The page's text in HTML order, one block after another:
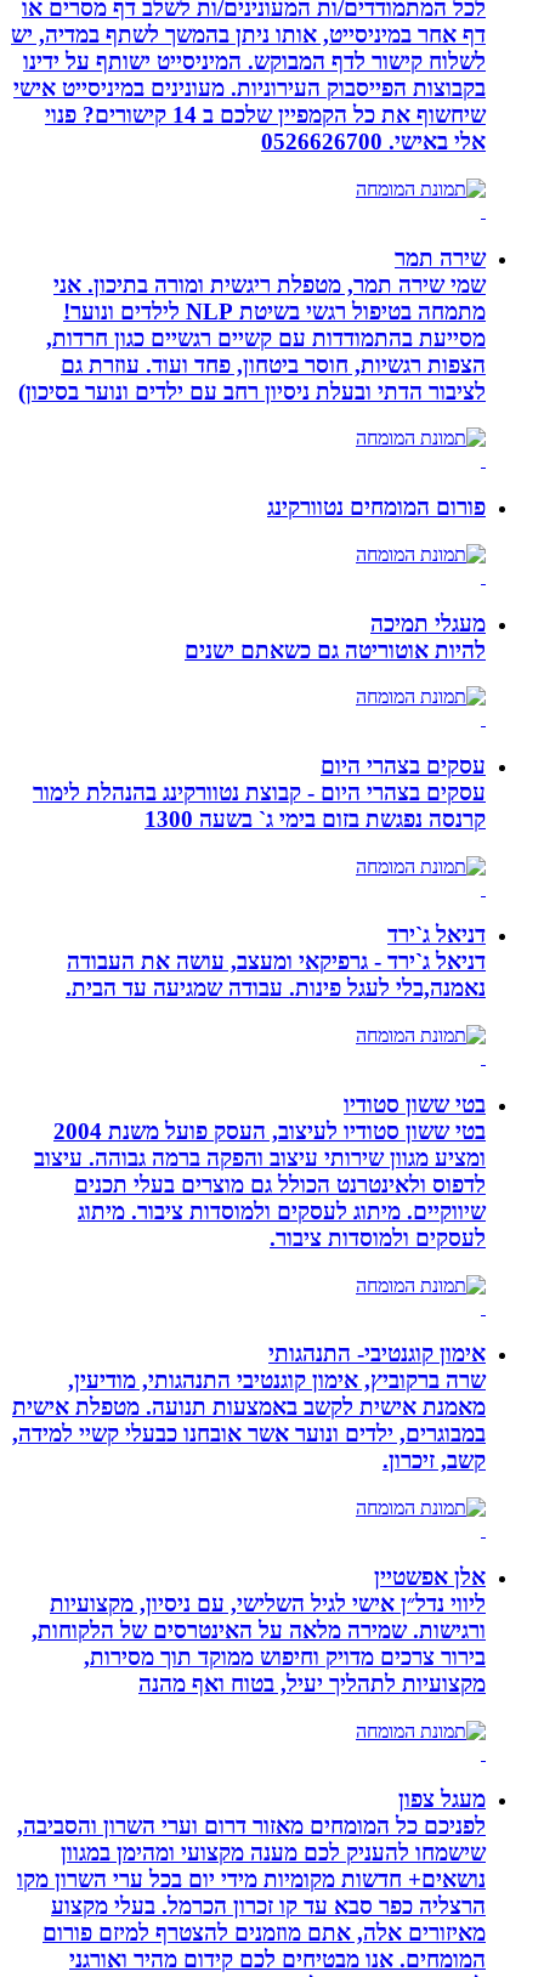
לכל המתמודדים/ות המעונינים/ות לשלב דף מסרים או
דף אחר במיניסייט, אותו ניתן בהמשך לשתף במדיה, יש
לשלוח קישור לדף המבוקש. המיניסייט ישותף על ידינו
בקבוצות הפייסבוק העירוניות. מעונינים במיניסייט אישי
שיחשוף את כל הקמפיין שלכם ב 14 קישורים? פנוי
אלי באישי. 0526626700
שירה תמר
שמי שירה תמר, מטפלת ריגשית ומורה בתיכון. אני
מתמחה בטיפול רגשי בשיטת NLP לילדים ונוער!
מסייעת בהתמודדות עם קשיים רגשיים כגון חרדות,
הצפות רגשיות, חוסר ביטחון, פחד ועוד. עוזרת גם
לציבור הדתי ובעלת ניסיון רחב עם ילדים ונוער בסיכון)
פורום המומחים נטוורקינג
מעגלי תמיכה
להיות אוטוריטה גם כשאתם ישנים
עסקים בצהרי היום
עסקים בצהרי היום - קבוצת נטוורקינג בהנהלת לימור
קרנסה נפגשת בזום בימי ג` בשעה 1300
דניאל ג`ירד
דניאל ג`ירד - גרפיקאי ומעצב, עושה את העבודה
נאמנה,בלי לעגל פינות. עבודה שמגיעה עד הבית.
בטי ששון סטודיו
בטי ששון סטודיו לעיצוב, העסק פועל משנת 2004
ומציע מגוון שירותי עיצוב והפקה ברמה גבוהה. עיצוב
לדפוס ולאינטרנט הכולל גם מוצרים בעלי תכנים
שיווקיים. מיתוג לעסקים ולמוסדות ציבור. מיתוג
לעסקים ולמוסדות ציבור.
אימון קוגנטיבי- התנהגותי
שרה ברקוביץ, אימון קוגנטיבי התנהגותי, מודיעין,
מאמנת אישית לקשב באמצעות תנועה. מטפלת אישית
במבוגרים, ילדים ונוער אשר אובחנו כבעלי קשיי למידה,
קשב, זיכרון.
אלן אפשטיין
ליווי נדל״ן אישי לגיל השלישי, עם ניסיון, מקצועיות
ורגישות. שמירה מלאה על האינטרסים של הלקוחות,
בירור צרכים מדויק וחיפוש ממוקד תוך מסירות,
מקצועיות לתהליך יעיל, בטוח ואף מהנה
מעגל צפון
לפניכם כל המומחים מאזור דרום וערי השרון והסביבה,
שישמחו להעניק לכם מענה מקצועי ומהימן במגוון
נושאים+ חדשות מקומיות מידי יום בכל ערי השרון מקו
הרצליה כפר סבא עד קו זכרון הכרמל. בעלי מקצוע
מאיזורים אלה, אתם מוזמנים להצטרף למיזם פורום
המומחים. אנו מבטיחים לכם קידום מהיר ואורגני